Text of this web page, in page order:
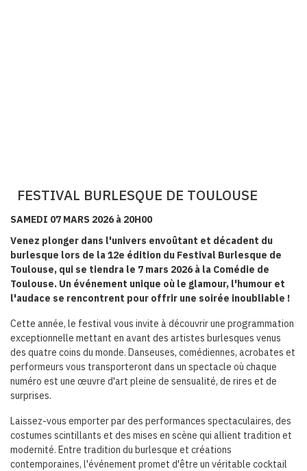
FESTIVAL BURLESQUE DE TOULOUSE
SAMEDI 07 MARS 2026 à 20H00
Venez plonger dans l'univers envoûtant et décadent du
burlesque lors de la 12e édition du Festival Burlesque de
Toulouse, qui se tiendra le 7 mars 2026 à la Comédie de
Toulouse. Un événement unique où le glamour, l'humour et
l'audace se rencontrent pour offrir une soirée inoubliable !
Cette année, le festival vous invite à découvrir une programmation
exceptionnelle mettant en avant des artistes burlesques venus
des quatre coins du monde. Danseuses, comédiennes, acrobates et
performeurs vous transporteront dans un spectacle où chaque
numéro est une œuvre d'art pleine de sensualité, de rires et de
surprises.
Laissez-vous emporter par des performances spectaculaires, des
costumes scintillants et des mises en scène qui allient tradition et
modernité. Entre tradition du burlesque et créations
contemporaines, l'événement promet d'être un véritable cocktail